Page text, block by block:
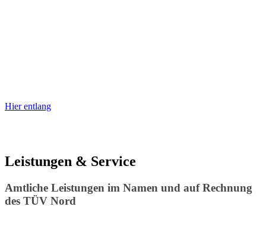
Hier entlang
Leistungen & Service
Amtliche Leistungen im Namen und auf Rechnung
des TÜV Nord